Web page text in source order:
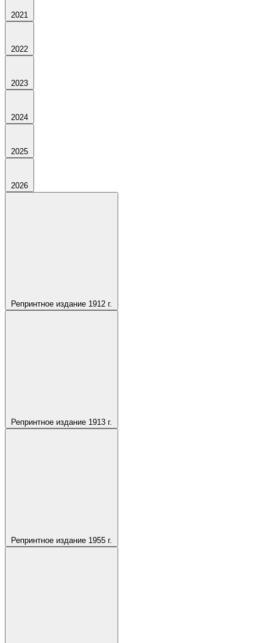
2021
2022
2023
2024
2025
2026
Репринтное издание 1912 г.
Репринтное издание 1913 г.
Репринтное издание 1955 г.